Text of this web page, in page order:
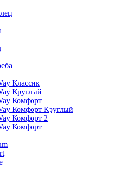
Классик
Круглый
Комфорт
Комфорт Круглый
Комфорт 2
Комфорт+